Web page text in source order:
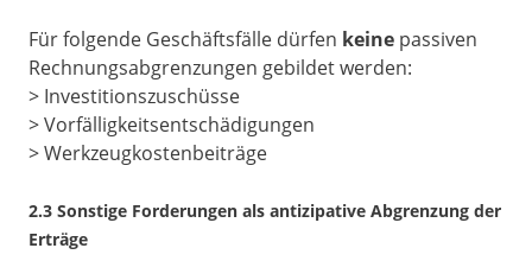
Für folgende Geschäftsfälle dürfen keine passiven
Rechnungsabgrenzungen gebildet werden:
> Investitionszuschüsse
> Vorfälligkeitsentschädigungen
> Werkzeugkostenbeiträge
2.3 Sonstige Forderungen als antizipative Abgrenzung der
Erträge